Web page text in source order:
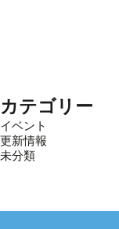
カテゴリー
イベント
更新情報
未分類